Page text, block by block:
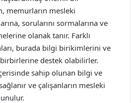
memurların mesleki
sorularını sormalarına ve
olanak tanır. Farklı
burada bilgi birikimlerini ve
destek olabilirler.
sahip olunan bilgi ve
ve çalışanların mesleki